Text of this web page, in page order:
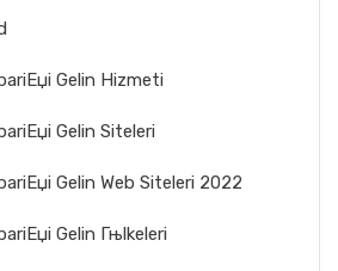
Gelin Hizmeti
Gelin Siteleri
Gelin Web Siteleri 2022
Gelin Гњlkeleri